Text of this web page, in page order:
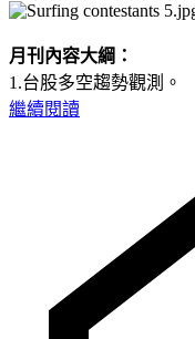
月刊內容大綱：
1.台股多空趨勢觀測。
繼續閱讀